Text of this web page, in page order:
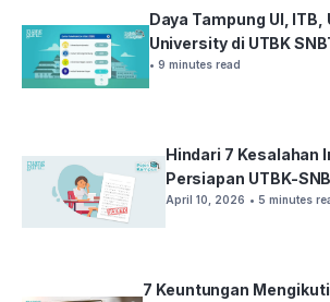
Daya Tampung UI, ITB,
University di UTBK
• 9 minutes read
Hindari 7 Kesalahan
Persiapan UTBK-
April 10, 2026 • 5 minutes
7 Keuntungan